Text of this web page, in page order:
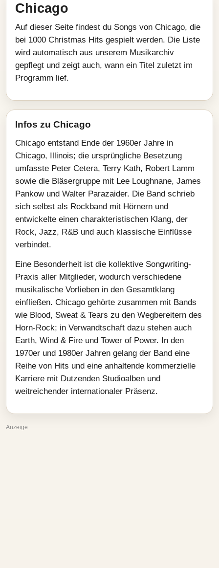
Chicago
Auf dieser Seite findest du Songs von Chicago, die
bei 1000 Christmas Hits gespielt werden. Die Liste
wird automatisch aus unserem Musikarchiv
gepflegt und zeigt auch, wann ein Titel zuletzt im
Programm lief.
Infos zu Chicago
Chicago entstand Ende der 1960er Jahre in
Chicago, Illinois; die ursprüngliche Besetzung
umfasste Peter Cetera, Terry Kath, Robert Lamm
sowie die Bläsergruppe mit Lee Loughnane, James
Pankow und Walter Parazaider. Die Band schrieb
sich selbst als Rockband mit Hörnern und
entwickelte einen charakteristischen Klang, der
Rock, Jazz, R&B und auch klassische Einflüsse
verbindet.
Eine Besonderheit ist die kollektive Songwriting-
Praxis aller Mitglieder, wodurch verschiedene
musikalische Vorlieben in den Gesamtklang
einfließen. Chicago gehörte zusammen mit Bands
wie Blood, Sweat & Tears zu den Wegbereitern des
Horn-Rock; in Verwandtschaft dazu stehen auch
Earth, Wind & Fire und Tower of Power. In den
1970er und 1980er Jahren gelang der Band eine
Reihe von Hits und eine anhaltende kommerzielle
Karriere mit Dutzenden Studioalben und
weitreichender internationaler Präsenz.
Anzeige